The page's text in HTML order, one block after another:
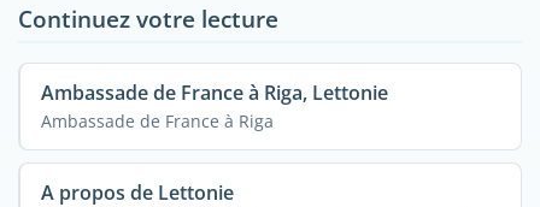
Continuez votre lecture
Ambassade de France à Riga, Lettonie
Ambassade de France à Riga
A propos de Lettonie